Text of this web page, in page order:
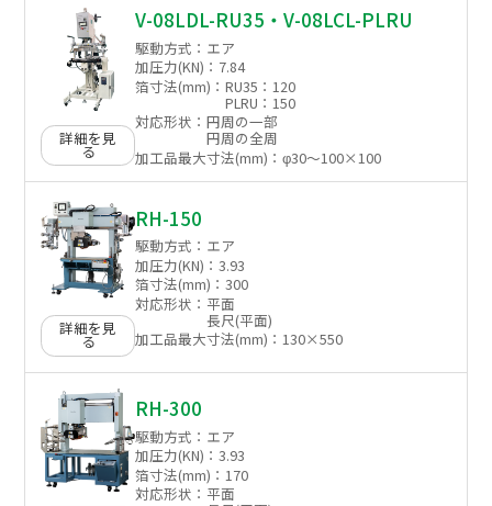
詳細を見
る
V-08LDL-RU35・V-08LCL-PLRU
駆動方式： エア
加圧力(KN)： 7.84
箔寸法(mm)：RU35：120
PLRU：150
対応形状：円周の一部
円周の全周
加工品最大寸法(mm)：φ30～100×100
詳細を見
る
RH-150
駆動方式： エア
加圧力(KN)：3.93
箔寸法(mm)：300
対応形状： 平面
長尺(平面)
加工品最大寸法(mm)：130×550
RH-300
駆動方式： エア
加圧力(KN)：3.93
箔寸法(mm)： 170
対応形状： 平面